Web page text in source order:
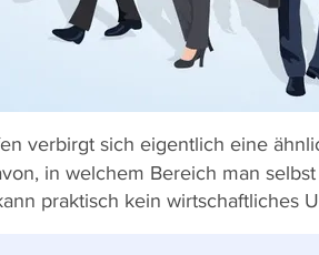
verbirgt sich eigentlich eine
in welchem Bereich man
praktisch kein wirtschaftliches